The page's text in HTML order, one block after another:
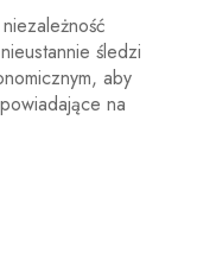
śledzi
aby
na